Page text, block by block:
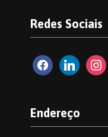
Redes Sociais
Endereço